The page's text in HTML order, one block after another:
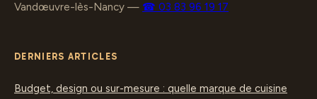
Vandœuvre-lès-Nancy — ☎ 03 83 96 19 17
DERNIERS ARTICLES
Budget, design ou sur-mesure : quelle marque de cuisine